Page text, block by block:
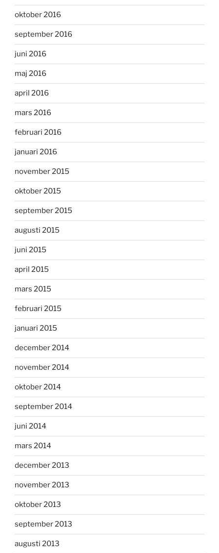
oktober 2016
september 2016
juni 2016
maj 2016
april 2016
mars 2016
februari 2016
januari 2016
november 2015
oktober 2015
september 2015
augusti 2015
juni 2015
april 2015
mars 2015
februari 2015
januari 2015
december 2014
november 2014
oktober 2014
september 2014
juni 2014
mars 2014
december 2013
november 2013
oktober 2013
september 2013
augusti 2013